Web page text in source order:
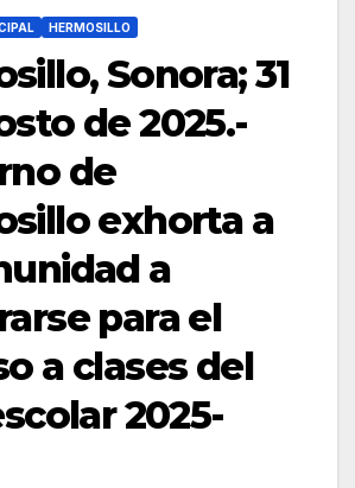
HERMOSILLO
Sonora; 31
de 2025.-
de
exhorta a
a
para el
a clases del
2025-